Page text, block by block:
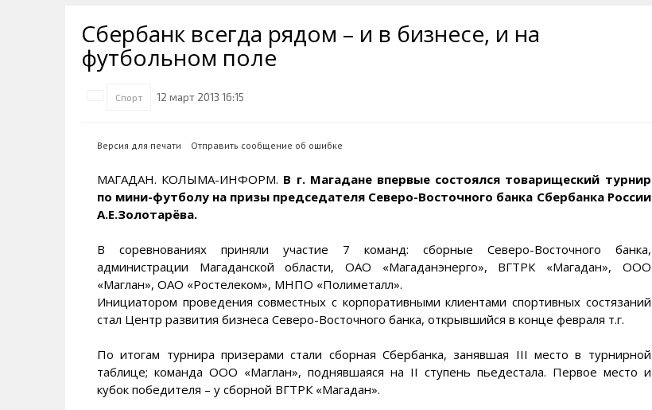
Их надо знать. Галерея славы
Колымы
Достопримечательности
Песни о Колыме
Наркоте нет
Аэропорт Магадан
Полицейских не бить
Аварии ДТП
Визит
Алименты
Сбербанк всегда рядом – и в бизнесе, и на
футбольном поле
Спорт 12 март 2013 16:15
Версия для печати Отправить сообщение об ошибке
МАГАДАН. КОЛЫМА-ИНФОРМ. В г. Магадане впервые состоялся товарищеский турнир
по мини-футболу на призы председателя Северо-Восточного банка Сбербанка России
А.Е.Золотарёва.
В соревнованиях приняли участие 7 команд: сборные Северо-Восточного банка,
администрации Магаданской области, ОАО «Магаданэнерго», ВГТРК «Магадан», ООО
«Маглан», ОАО «Ростелеком», МНПО «Полиметалл».
Инициатором проведения совместных с корпоративными клиентами спортивных состязаний
стал Центр развития бизнеса Северо-Восточного банка, открывшийся в конце февраля т.г.
По итогам турнира призерами стали сборная Сбербанка, занявшая III место в турнирной
таблице; команда ООО «Маглан», поднявшаяся на II ступень пьедестала. Первое место и
кубок победителя – у сборной ВГТРК «Магадан».